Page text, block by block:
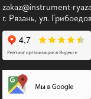
zakaz@instrument-
г. Рязань, ул.